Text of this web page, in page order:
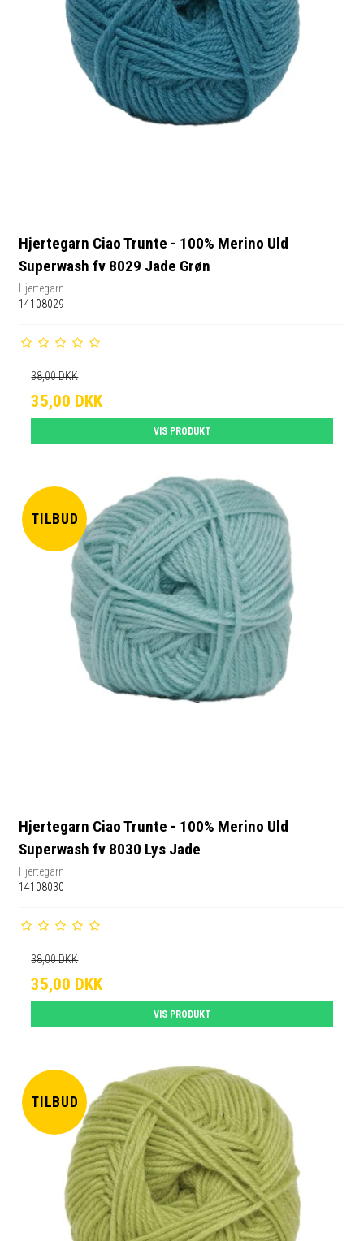
Hjertegarn Ciao Trunte - 100% Merino Uld
Superwash fv 8029 Jade Grøn
Hjertegarn
14108029
38,00 DKK
35,00 DKK
VIS PRODUKT
TILBUD
Hjertegarn Ciao Trunte - 100% Merino Uld
Superwash fv 8030 Lys Jade
Hjertegarn
14108030
38,00 DKK
35,00 DKK
VIS PRODUKT
TILBUD